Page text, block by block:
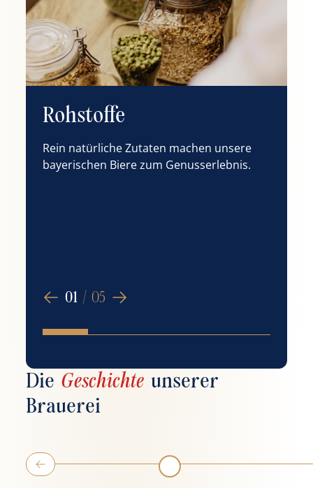
Rohstoffe
Rein natürliche Zutaten machen unsere
bayerischen Biere zum Genusserlebnis.
01 /05
DieGeschichte unserer
Brauerei